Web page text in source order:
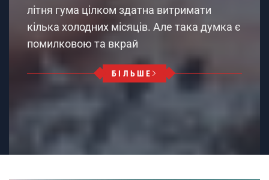
літня гума цілком здатна витримати
кілька холодних місяців. Але така думка є
помилковою та вкрай
БІЛЬШЕ